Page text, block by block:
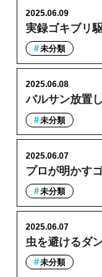
実録ゴキブリ
2025.06.09
未分類
バルサン放置
2025.06.08
未分類
プロが明かす
2025.06.07
未分類
虫を避けるダ
2025.06.07
未分類